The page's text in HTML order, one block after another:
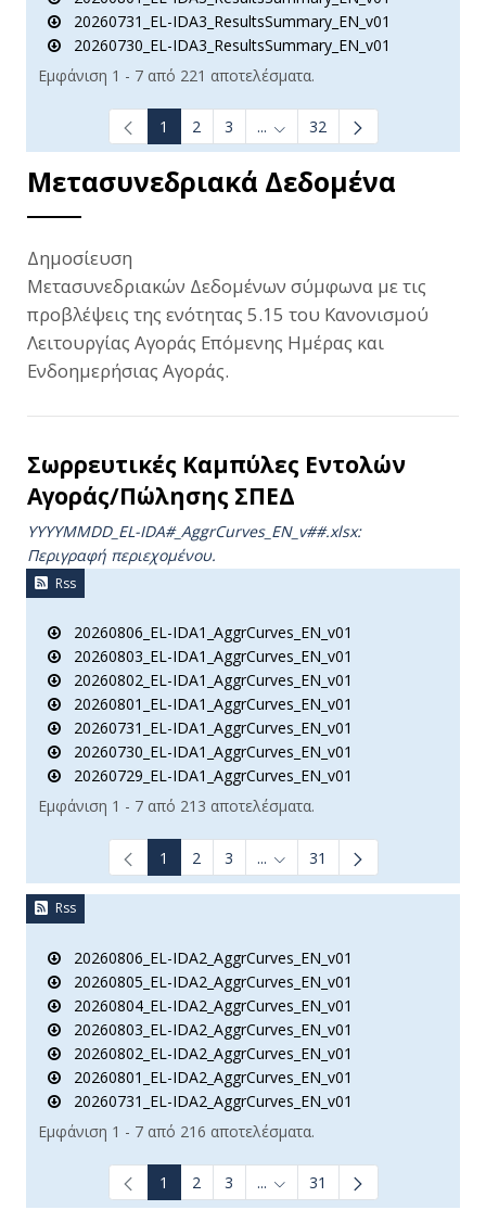
20260731_EL-IDA3_ResultsSummary_EN_v01
20260730_EL-IDA3_ResultsSummary_EN_v01
Εμφάνιση 1 - 7 από 221 αποτελέσματα.
1 2 3 ... Ενδιάμεσες σελίδες Use
32
Μετασυνεδριακά Δεδομένα
Δημοσίευση
Μετασυνεδριακών Δεδομένων σύμφωνα με τις
προβλέψεις της ενότητας 5.15 του Κανονισμού
Λειτουργίας Αγοράς Επόμενης Ημέρας και
Ενδοημερήσιας Αγοράς.
Σωρρευτικές Καμπύλες Εντολών
Αγοράς/Πώλησης ΣΠΕΔ
YYYYMMDD_EL-IDA#_AggrCurves_ΕΝ_v##.xlsx:
Περιγραφή περιεχομένου.
Rss
20260806_EL-IDA1_AggrCurves_EN_v01
20260803_EL-IDA1_AggrCurves_EN_v01
20260802_EL-IDA1_AggrCurves_EN_v01
20260801_EL-IDA1_AggrCurves_EN_v01
20260731_EL-IDA1_AggrCurves_EN_v01
20260730_EL-IDA1_AggrCurves_EN_v01
20260729_EL-IDA1_AggrCurves_EN_v01
Εμφάνιση 1 - 7 από 213 αποτελέσματα.
1 2 3 ... Ενδιάμεσες σελίδες Use
31
Rss
20260806_EL-IDA2_AggrCurves_EN_v01
20260805_EL-IDA2_AggrCurves_EN_v01
20260804_EL-IDA2_AggrCurves_EN_v01
20260803_EL-IDA2_AggrCurves_EN_v01
20260802_EL-IDA2_AggrCurves_EN_v01
20260801_EL-IDA2_AggrCurves_EN_v01
20260731_EL-IDA2_AggrCurves_EN_v01
Εμφάνιση 1 - 7 από 216 αποτελέσματα.
1 2 3 ... Ενδιάμεσες σελίδες Use
31